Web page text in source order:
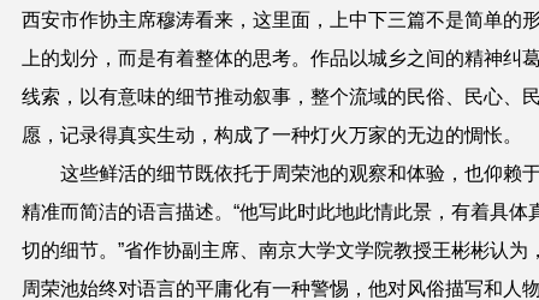
西安市作协主席穆涛看来，这里面，上中下三篇不是简单的
上的划分，而是有着整体的思考。作品以城乡之间的精神纠
线索，以有意味的细节推动叙事，整个流域的民俗、民心、
愿，记录得真实生动，构成了一种灯火万家的无边的惆怅。
这些鲜活的细节既依托于周荣池的观察和体验，也仰赖
精准而简洁的语言描述。“他写此时此地此情此景，有着具体
切的细节。”省作协副主席、南京大学文学院教授王彬彬认为
周荣池始终对语言的平庸化有一种警惕，他对风俗描写和人